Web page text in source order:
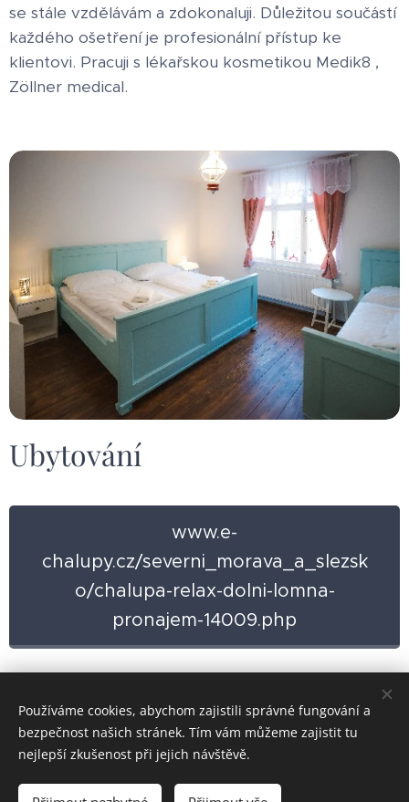
se stále vzdělávám a zdokonaluji. Důležitou součástí
každého ošetření je profesionální přístup ke
klientovi. Pracuji s lékařskou kosmetikou Medik8 ,
Zöllner medical.
Ubytování
www.e-
chalupy.cz/severni_morava_a_slezsk
o/chalupa-relax-dolni-lomna-
pronajem-14009.php
K
Používáme cookies, abychom zajistili správné fungování a
bezpečnost našich stránek. Tím vám můžeme zajistit tu
nejlepší zkušenost při jejich návštěvě.